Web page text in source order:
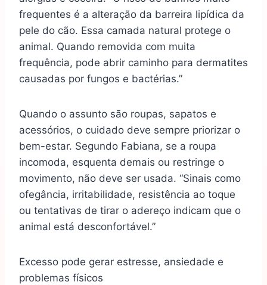
frequentes é a alteração da barreira lipídica da
pele do cão. Essa camada natural protege o
animal. Quando removida com muita
frequência, pode abrir caminho para dermatites
causadas por fungos e bactérias.”
Quando o assunto são roupas, sapatos e
acessórios, o cuidado deve sempre priorizar o
bem-estar. Segundo Fabiana, se a roupa
incomoda, esquenta demais ou restringe o
movimento, não deve ser usada. “Sinais como
ofegância, irritabilidade, resistência ao toque
ou tentativas de tirar o adereço indicam que o
animal está desconfortável.”
Excesso pode gerar estresse, ansiedade e
problemas físicos